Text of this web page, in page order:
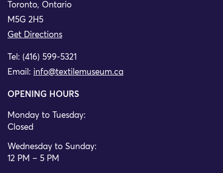
Toronto, Ontario
M5G 2H5
Get Directions
Tel: (416) 599-5321
Email: info@textilemuseum.ca
OPENING HOURS
Monday to Tuesday:
Closed
Wednesday to Sunday:
12 PM – 5 PM